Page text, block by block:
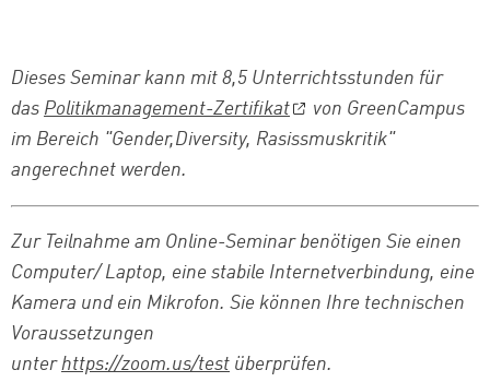
Dieses Seminar kann mit 8,5 Unterrichtsstunden für
das Politikmanagement-Zertifikat
von GreenCampus
im Bereich "Gender,Diversity, Rasissmuskritik"
angerechnet werden.
Zur Teilnahme am Online-Seminar benötigen Sie einen
Computer/ Laptop, eine stabile Internetverbindung, eine
Kamera und ein Mikrofon. Sie können Ihre technischen
Voraussetzungen
unterhttps://zoom.us/test überprüfen.